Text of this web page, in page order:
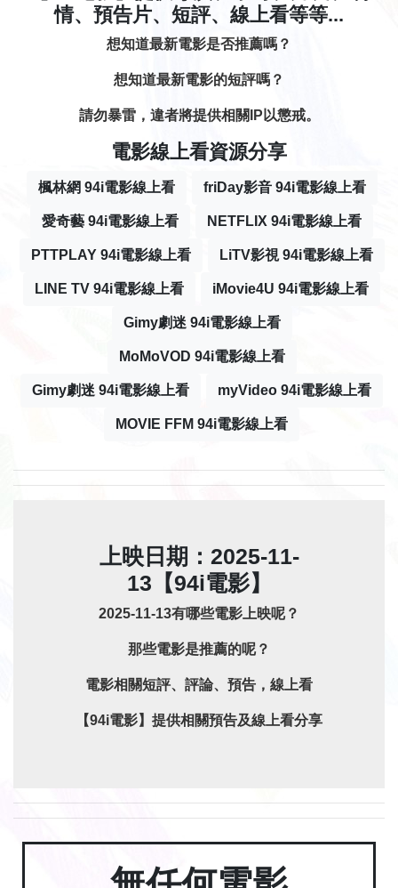
情、預告片、短評、線上看等等...
想知道最新電影是否推薦嗎？
想知道最新電影的短評嗎？
請勿暴雷，違者將提供相關IP以懲戒。
電影線上看資源分享
楓林網 94i電影線上看 friDay影音 94i電影線上看
愛奇藝 94i電影線上看 NETFLIX 94i電影線上看
PTTPLAY 94i電影線上看 LiTV影視 94i電影線上看
LINE TV 94i電影線上看 iMovie4U 94i電影線上看
Gimy劇迷 94i電影線上看
MoMoVOD 94i電影線上看
Gimy劇迷 94i電影線上看 myVideo 94i電影線上看
MOVIE FFM 94i電影線上看
上映日期：2025-11-
13【94i電影】
2025-11-13有哪些電影上映呢？
那些電影是推薦的呢？
電影相關短評、評論、預告，線上看
【94i電影】提供相關預告及線上看分享